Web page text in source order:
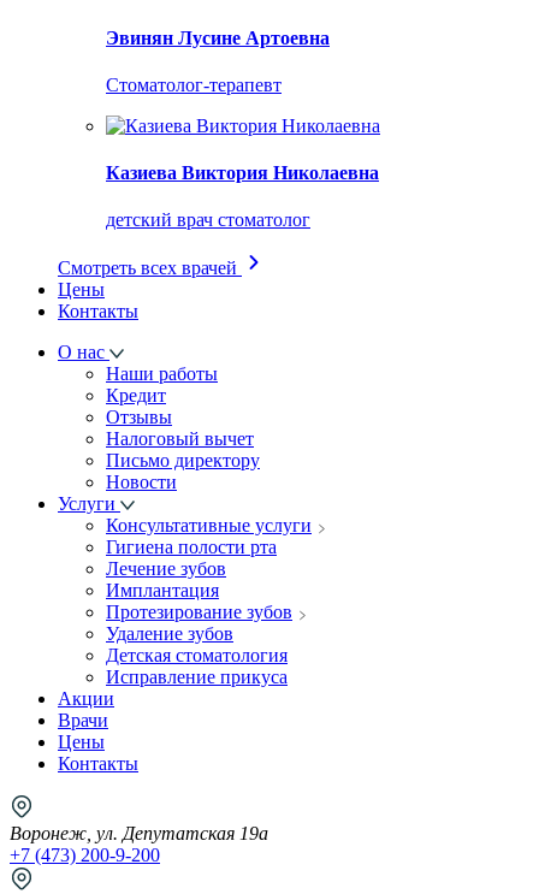
Эвинян Лусине Артоевна
Стоматолог-терапевт
Казиева Виктория Николаевна
детский врач стоматолог
Смотреть всех врачей
Цены
Контакты
О нас
Наши работы
Кредит
Отзывы
Налоговый вычет
Письмо директору
Новости
Услуги
Консультативные услуги
Гигиена полости рта
Лечение зубов
Имплантация
Протезирование зубов
Удаление зубов
Детская стоматология
Исправление прикуса
Акции
Врачи
Цены
Контакты
Воронеж, ул. Депутатская 19а
+7 (473) 200-9-200